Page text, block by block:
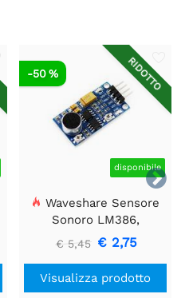

RIDOTTO
disponibile
-50 %
Waveshare Sensore
Sonoro LM386,
Rilevatore di Suoni,
Compatibile con Arduino
€ 5,45 € 2,75
Visualizza prodotto